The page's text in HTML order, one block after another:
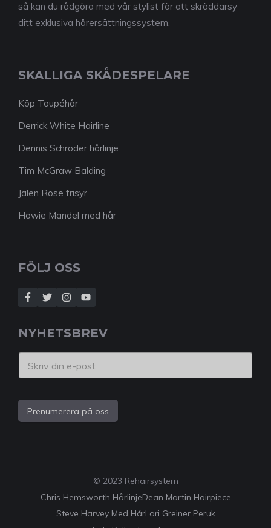
så kan du rådgöra med vår stylist för att skräddarsy
ditt exklusiva hårersättningssystem.
SKALLIGA SKÅDESPELARE
Köp Toupéhår
Derrick White Hairline
Dennis Schroder hårlinje
Tim McGraw Balding
Jalen Rose frisyr
Howie Mandel med hår
FÖLJ OSS
NYHETSBREV
Prenumerera på oss
© 2023 Rehairsystem
Chris Hemsworth HårlinjeDean Martin Hairpiece
Steve Harvey Med HårLori Greiner Peruk